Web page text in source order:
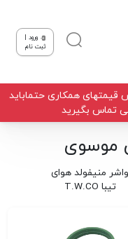
ورود |
ثبت نام
همکاری حتماباید
تماس بگیرید
موسوی
واشر منیفولد هوای
تیبا T.W.CO